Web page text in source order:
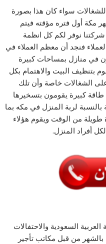
سواء كان هذا بصورة
مكة أول فتره مؤقته فيتم
نوفر لكم كل انظمة
فنجد أن معظم العملاء في
في منازل بمساحات كبيرة
بتنظيف البيت والاهتمام بكل
الشغالات خاصة وأن تلك
طاقة كبيرة يقومون بتسخيرها
بالنسبة لربة المنزل في مكه بما
طويلة من الوقت ويقوم هؤلاء
أفراد المنزل.
السعودية والاحتفالات
بالشهر من قبل مكاتب تأجير